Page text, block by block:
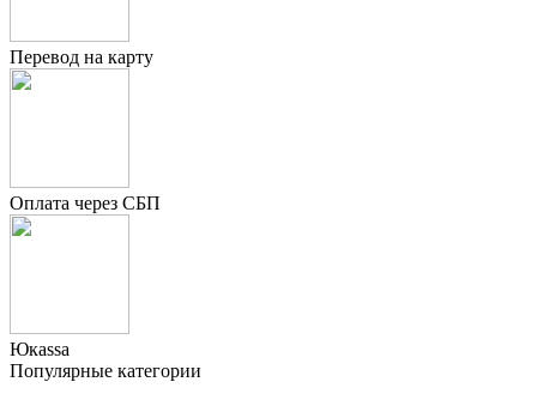
Перевод на карту
Оплата через СБП
Юкаssа
Популярные категории